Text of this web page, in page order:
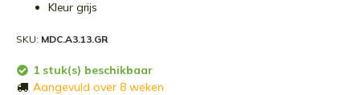
Kleur grijs
SKU MDC.A3.13.GR
1 stuk(s) beschikbaar
Aangevuld over 8 weken